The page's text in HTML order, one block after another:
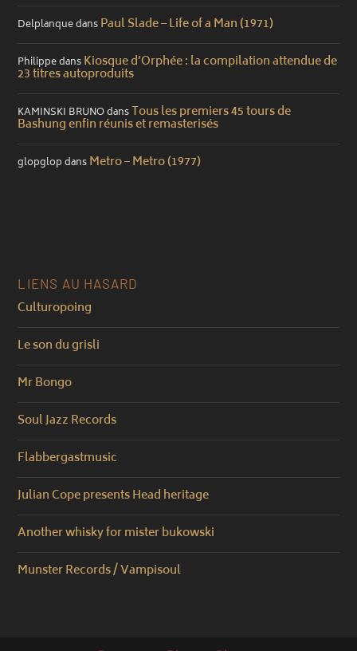
DelplanquedansPaul Slade – Life of a Man (1971)
PhilippedansKiosque d’Orphée : la compilation attendue de
23 titres autoproduits
KAMINSKI BRUNOdansTous les premiers 45 tours de
Bashung enfin réunis et remasterisés
glopglopdansMetro – Metro (1977)
LIENS AU HASARD
Culturopoing
Le son du grisli
Mr Bongo
Soul Jazz Records
Flabbergastmusic
Julian Cope presents Head heritage
Another whisky for mister bukowski
Munster Records / Vampisoul